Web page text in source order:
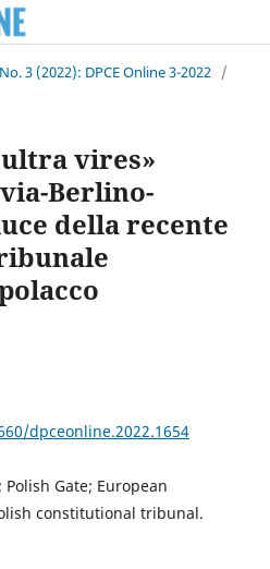
3 (2022): DPCE Online 3-2022 /
vires»
Berlino-
della recente
dpceonline.2022.1654
Polish Gate; European
constitutional tribunal.